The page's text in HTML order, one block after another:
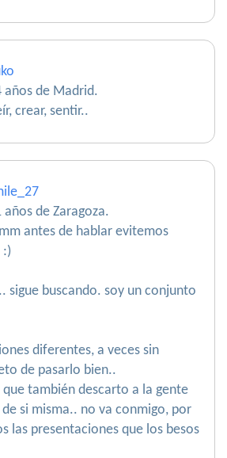
años de Madrid.
crear, sentir..
años de Zaragoza.
antes de hablar evitemos
sigue buscando. soy un conjunto
diferentes, a veces sin
de pasarlo bien..
también descarto a la gente
si misma.. no va conmigo, por
las presentaciones que los besos